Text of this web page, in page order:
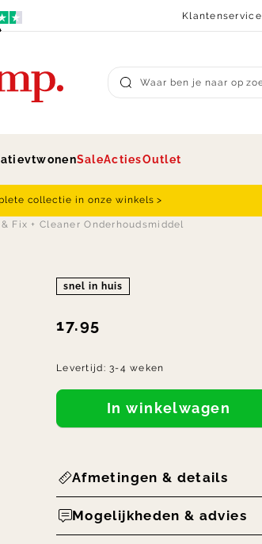
Klantenservice
Submit search
vtwonenSaleActiesOutlet
collectie in onze winkels >
Fix + Cleaner Onderhoudsmiddel
snel in huis
17.95
Levertijd:3-4 weken
In winkelwagen
Afmetingen & details
Mogelijkheden & advies